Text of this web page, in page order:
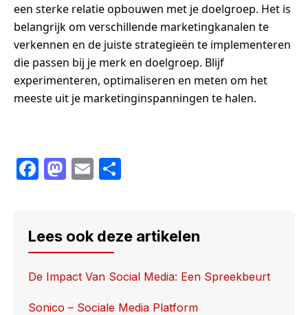
een sterke relatie opbouwen met je doelgroep. Het is
belangrijk om verschillende marketingkanalen te
verkennen en de juiste strategieën te implementeren
die passen bij je merk en doelgroep. Blijf
experimenteren, optimaliseren en meten om het
meeste uit je marketinginspanningen te halen.
F
e
b
o
o
M
o
d
o
n
E
e
Lees ook deze artikelen
De Impact Van Social Media: Een Spreekbeurt
Sonico – Sociale Media Platform